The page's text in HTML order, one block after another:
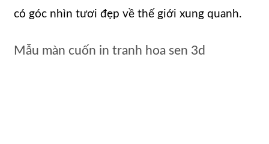
có góc nhìn tươi đẹp về thế giới xung quanh.
Mẫu màn cuốn in tranh hoa sen 3d